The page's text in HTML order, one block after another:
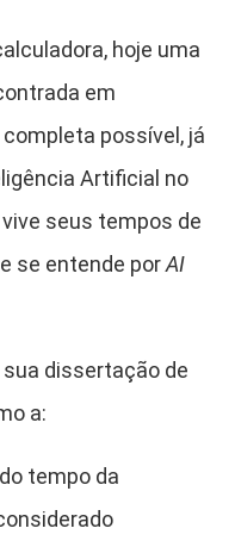
hoje uma
em
possível, já
Artificial no
seus tempos de
se entende porAI
sua dissertação de
a:
tempo da